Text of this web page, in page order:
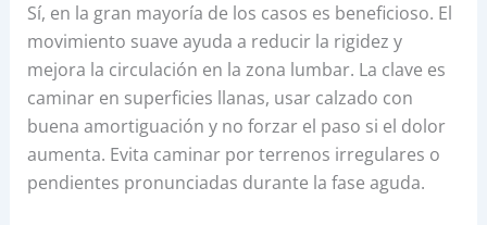
Sí, en la gran mayoría de los casos es beneficioso. El
movimiento suave ayuda a reducir la rigidez y
mejora la circulación en la zona lumbar. La clave es
caminar en superficies llanas, usar calzado con
buena amortiguación y no forzar el paso si el dolor
aumenta. Evita caminar por terrenos irregulares o
pendientes pronunciadas durante la fase aguda.